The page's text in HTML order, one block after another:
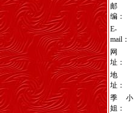
邮
编：
E-
mail：
网
址：
地
址：
季小
姐：